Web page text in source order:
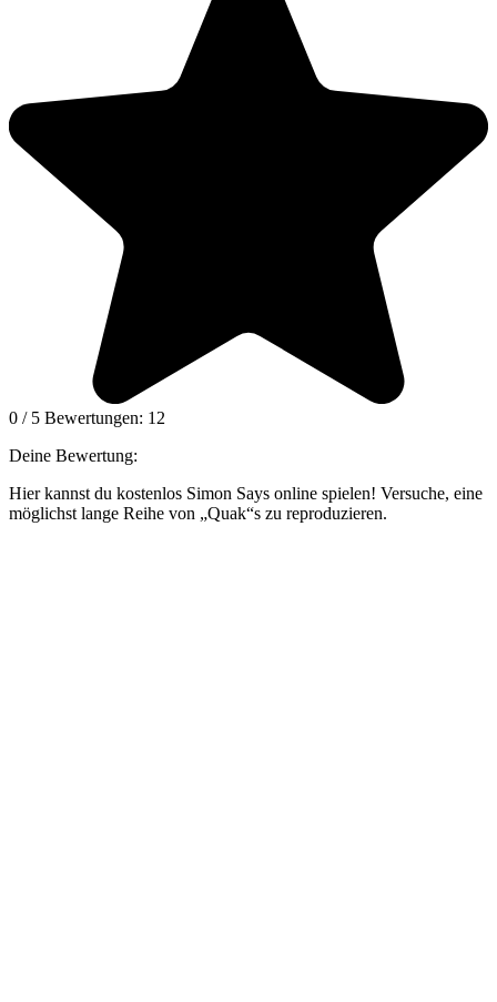
0 / 5 Bewertungen: 12
Deine Bewertung:
Hier kannst du kostenlos Simon Says online spielen! Versuche, eine
möglichst lange Reihe von „Quak“s zu reproduzieren.